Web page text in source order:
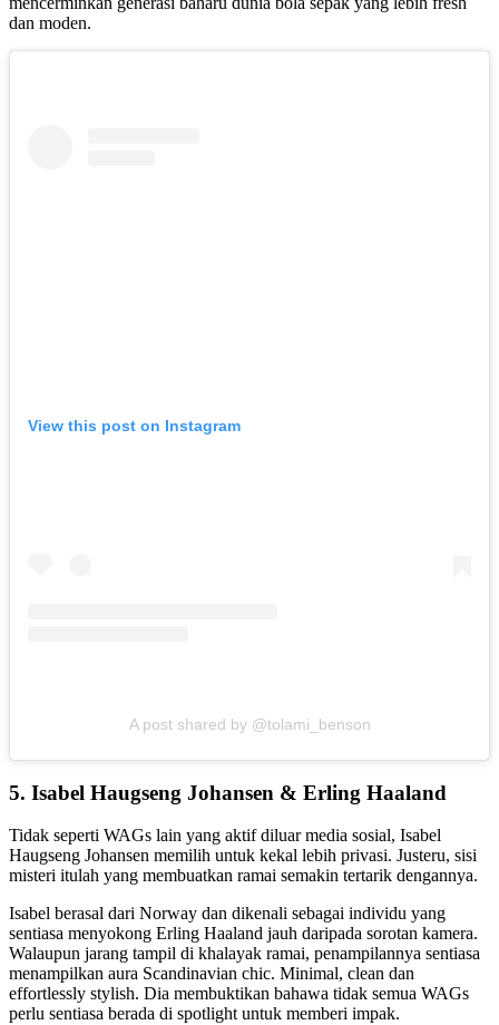
dan moden.
View this post on Instagram
A post shared by @tolami_benson
5. Isabel Haugseng Johansen & Erling Haaland
Tidak seperti WAGs lain yang aktif diluar media sosial, Isabel
Haugseng Johansen memilih untuk kekal lebih privasi. Justeru, sisi
misteri itulah yang membuatkan ramai semakin tertarik dengannya.
Isabel berasal dari Norway dan dikenali sebagai individu yang
sentiasa menyokong Erling Haaland jauh daripada sorotan kamera.
Walaupun jarang tampil di khalayak ramai, penampilannya sentiasa
menampilkan aura Scandinavian chic. Minimal, clean dan
effortlessly stylish. Dia membuktikan bahawa tidak semua WAGs
perlu sentiasa berada di spotlight untuk memberi impak.